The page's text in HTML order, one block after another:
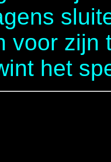
voor zijn
het